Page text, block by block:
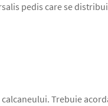
pedis care se
Trebuie